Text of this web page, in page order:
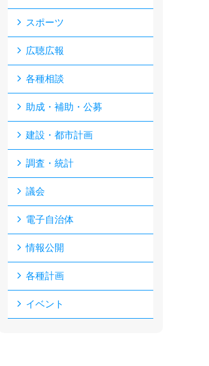
スポーツ
広聴広報
各種相談
助成・補助・公募
建設・都市計画
調査・統計
議会
電子自治体
情報公開
各種計画
イベント